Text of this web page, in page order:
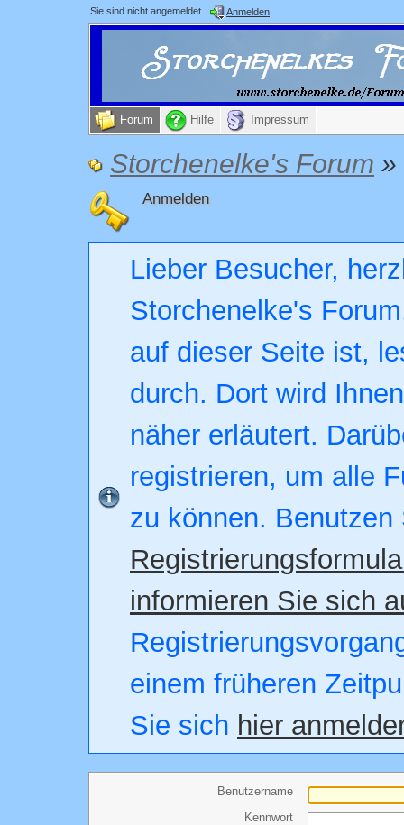
Sie sind nicht angemeldet. Anmelden
Forum Hilfe Impressum
Storchenelke's Forum »
Anmelden
Lieber Besucher,
Storchenelke's
auf dieser Seite ist,
durch. Dort wird
näher erläutert.
registrieren, um alle
zu können. Benutzen
informieren Sie sich
einem früheren
Sie sich hier
Benutzername
Kennwort